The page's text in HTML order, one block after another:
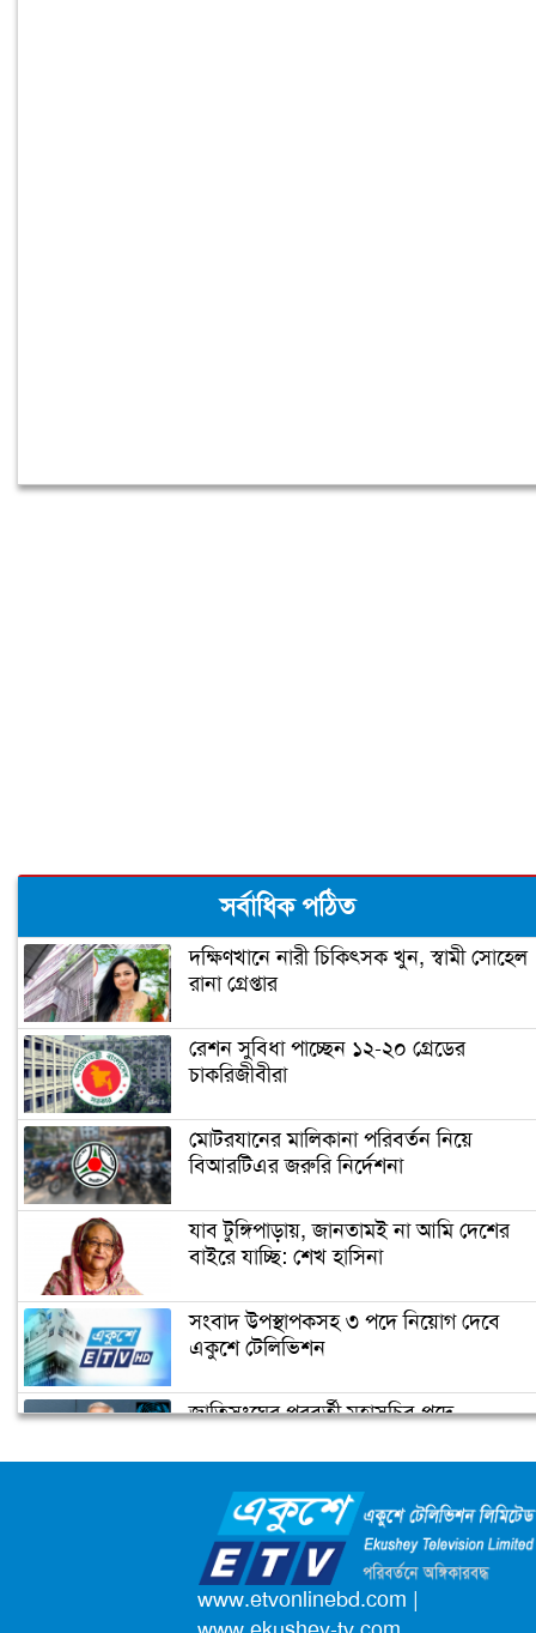
সর্বাধিক পঠিত
দক্ষিণখানে নারী চিকিৎসক খুন, স্বামী সোহেল
রানা গ্রেপ্তার
রেশন সুবিধা পাচ্ছেন ১২-২০ গ্রেডের
চাকরিজীবীরা
মোটরযানের মালিকানা পরিবর্তন নিয়ে
বিআরটিএর জরুরি নির্দেশনা
যাব টুঙ্গিপাড়ায়, জানতামই না আমি দেশের
বাইরে যাচ্ছি: শেখ হাসিনা
সংবাদ উপস্থাপকসহ ৩ পদে নিয়োগ দেবে
একুশে টেলিভিশন
জাতিসংঘের পরবর্তী মহাসচিব পদে
ক্যাম্পাস অ্যাম্বাসেডর নিয়োগ দিচ্ছে একুশে
টেলিভিশন
পদোন্নতি পেয়ে সচিব হলেন ২ কর্মকর্তা
www.etvonlinebd.com |